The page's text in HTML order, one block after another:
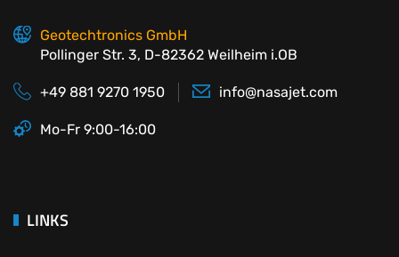
Geotechtronics GmbH
Pollinger Str. 3, D-82362 Weilheim i.OB
+49 881 9270 1950 info@nasajet.com
Mo-Fr 9:00-16:00
LINKS